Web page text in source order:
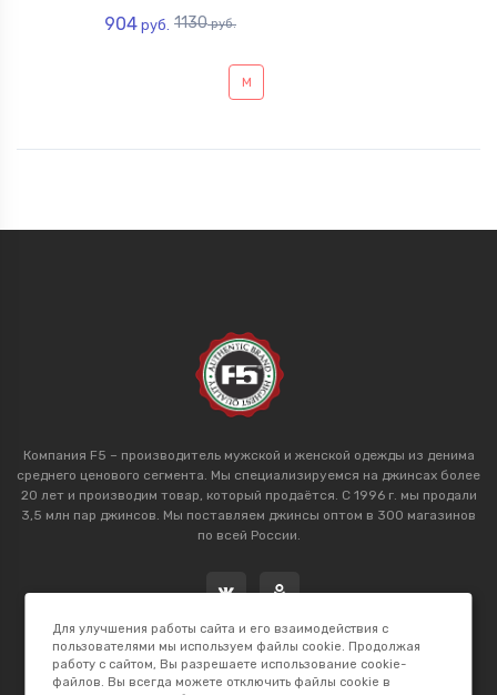
904 руб. 1130руб.
M
Компания F5 – производитель мужской и женской одежды из денима
среднего ценового сегмента. Мы специализируемся на джинсах более
20 лет и производим товар, который продаётся. С 1996 г. мы продали
3,5 млн пар джинсов. Мы поставляем джинсы оптом в 300 магазинов
по всей России.
Для улучшения работы сайта и его взаимодействия с
пользователями мы используем файлы cookie. Продолжая
работу с сайтом, Вы разрешаете использование cookie-
файлов. Вы всегда можете отключить файлы cookie в